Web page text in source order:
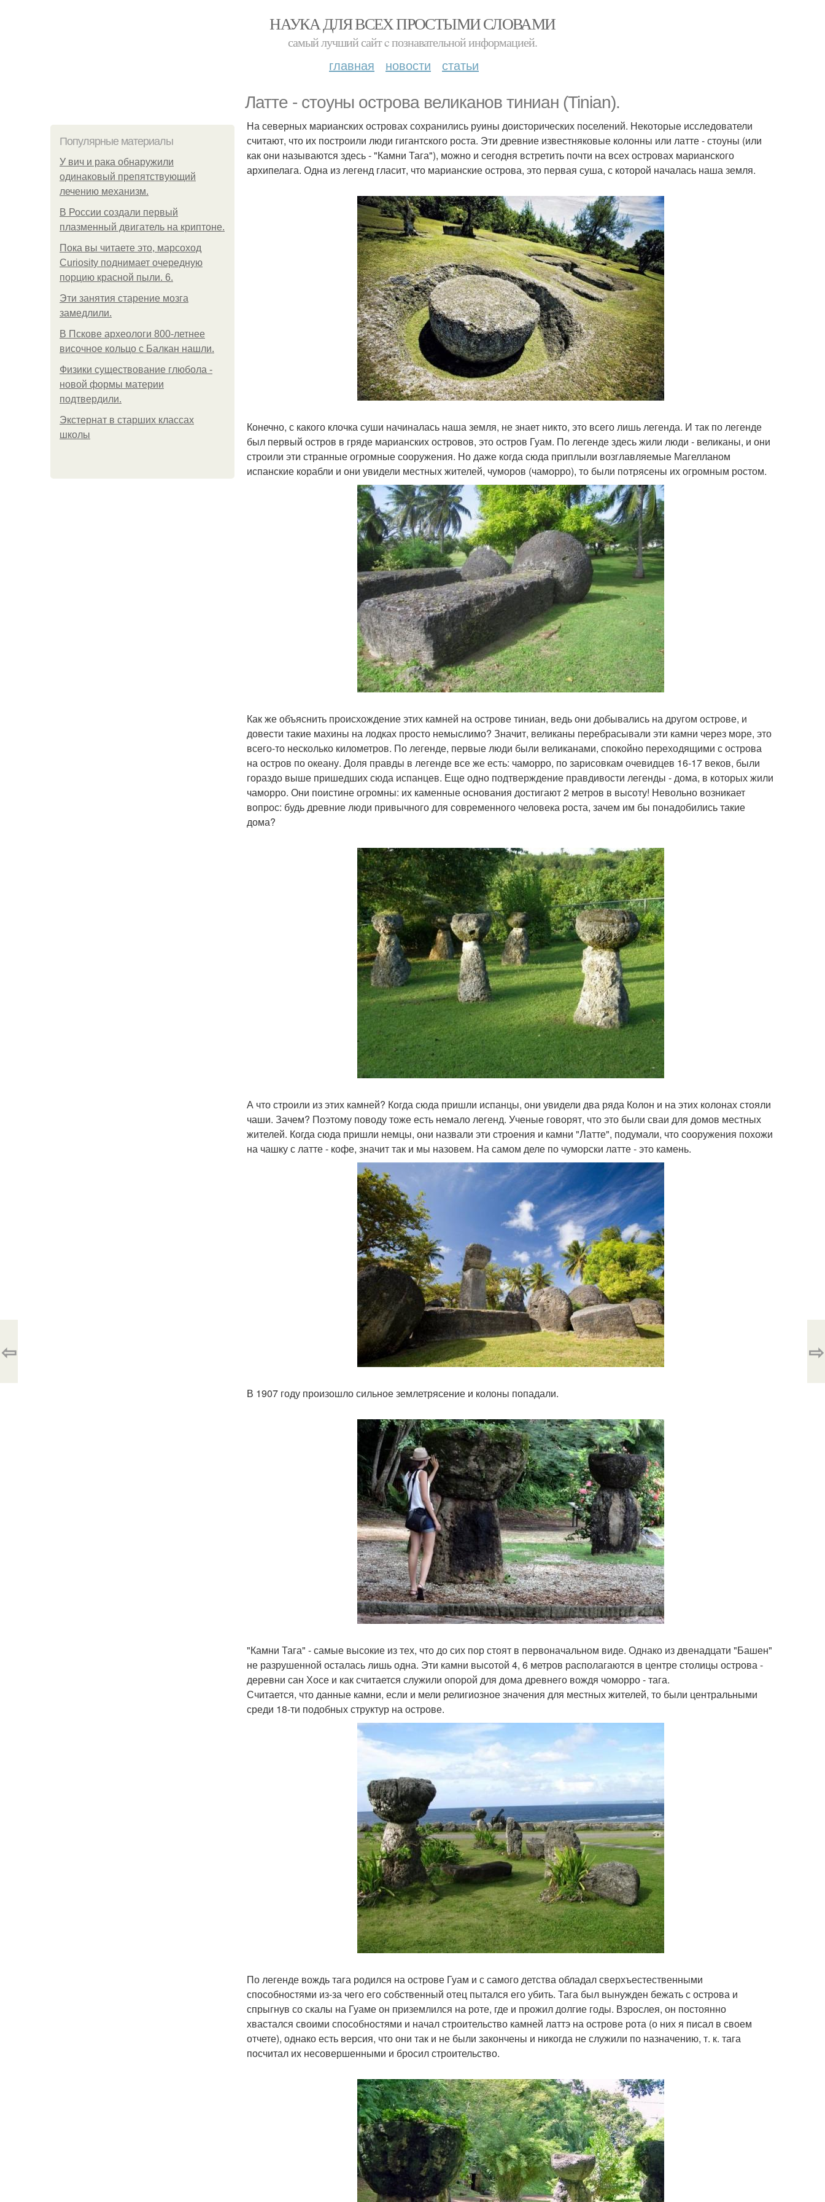
НАУКА ДЛЯ ВСЕХ ПРОСТЫМИ СЛОВАМИ
самый лучший сайт c познавательной информацией.
главная новости статьи
Латте - стоуны острова великанов тиниан (Tinian).
Популярные материалы
У вич и рака обнаружили
одинаковый препятствующий
лечению механизм.
В России создали первый
плазменный двигатель на криптоне.
Пока вы читаете это, марсоход
Curiosity поднимает очередную
порцию красной пыли. 6.
Эти занятия старение мозга
замедлили.
В Пскове археологи 800-летнее
височное кольцо с Балкан нашли.
Физики существование глюбола -
новой формы материи
подтвердили.
Экстернат в старших классах
школы
На северных марианских островах сохранились руины доисторических поселений. Некоторые исследователи
считают, что их построили люди гигантского роста. Эти древние известняковые колонны или латте - стоуны (или
как они называются здесь - "Камни Тага"), можно и сегодня встретить почти на всех островах марианского
архипелага. Одна из легенд гласит, что марианские острова, это первая суша, с которой началась наша земля.
Конечно, с какого клочка суши начиналась наша земля, не знает никто, это всего лишь легенда. И так по легенде
был первый остров в гряде марианских островов, это остров Гуам. По легенде здесь жили люди - великаны, и они
строили эти странные огромные сооружения. Но даже когда сюда приплыли возглавляемые Магелланом
испанские корабли и они увидели местных жителей, чуморов (чаморро), то были потрясены их огромным ростом.
Как же объяснить происхождение этих камней на острове тиниан, ведь они добывались на другом острове, и
довести такие махины на лодках просто немыслимо? Значит, великаны перебрасывали эти камни через море, это
всего-то несколько километров. По легенде, первые люди были великанами, спокойно переходящими с острова
на остров по океану. Доля правды в легенде все же есть: чаморро, по зарисовкам очевидцев 16-17 веков, были
гораздо выше пришедших сюда испанцев. Еще одно подтверждение правдивости легенды - дома, в которых жили
чаморро. Они поистине огромны: их каменные основания достигают 2 метров в высоту! Невольно возникает
вопрос: будь древние люди привычного для современного человека роста, зачем им бы понадобились такие
дома?
А что строили из этих камней? Когда сюда пришли испанцы, они увидели два ряда Колон и на этих колонах стояли
чаши. Зачем? Поэтому поводу тоже есть немало легенд. Ученые говорят, что это были сваи для домов местных
жителей. Когда сюда пришли немцы, они назвали эти строения и камни "Латте", подумали, что сооружения похожи
на чашку с латте - кофе, значит так и мы назовем. На самом деле по чуморски латте - это камень.
В 1907 году произошло сильное землетрясение и колоны попадали.
"Камни Тага" - самые высокие из тех, что до сих пор стоят в первоначальном виде. Однако из двенадцати "Башен"
не разрушенной осталась лишь одна. Эти камни высотой 4, 6 метров располагаются в центре столицы острова -
деревни сан Хосе и как считается служили опорой для дома древнего вождя чоморро - тага.
Считается, что данные камни, если и мели религиозное значения для местных жителей, то были центральными
среди 18-ти подобных структур на острове.
По легенде вождь тага родился на острове Гуам и с самого детства обладал сверхъестественными
способностями из-за чего его собственный отец пытался его убить. Тага был вынужден бежать с острова и
спрыгнув со скалы на Гуаме он приземлился на роте, где и прожил долгие годы. Взрослея, он постоянно
хвастался своими способностями и начал строительство камней латтэ на острове рота (о них я писал в своем
отчете), однако есть версия, что они так и не были закончены и никогда не служили по назначению, т. к. тага
посчитал их несовершенными и бросил строительство.
⇦ ⇨